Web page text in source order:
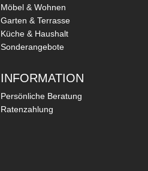
Möbel & Wohnen
Garten & Terrasse
Küche & Haushalt
Sonderangebote
INFORMATION
Persönliche Beratung
Ratenzahlung